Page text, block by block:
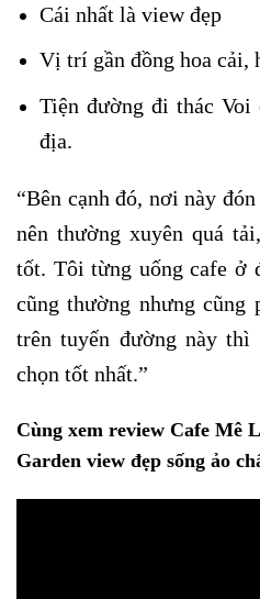
Cái nhất là view đẹp
Vị trí gần đồng hoa
Tiện đường đi thác
địa.
“Bên cạnh đó, nơi này
nên thường xuyên quá
tốt. Tôi từng uống cafe ở
cũng thường nhưng cũng
trên tuyến đường này
chọn tốt nhất.”
Cùng xem review Cafe Mê
Garden view đẹp sống ảo